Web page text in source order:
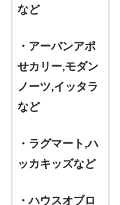
など
・アーバンアポ
せカリー,モダン
ノーツ,イッタラ
など
・ラグマート,ハ
ッカキッズなど
・ハウスオブロ